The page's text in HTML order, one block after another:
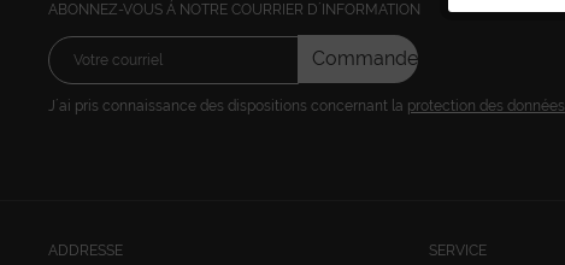
ABONNEZ-VOUS Á NOTRE COURRIER D´INFORMATION
Commandez
J´ai pris connaissance des dispositions concernant la protection des données
ADDRESSE SERVICE